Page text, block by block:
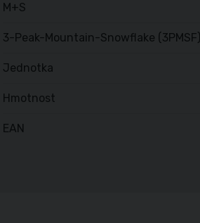
M+S
3-Peak-Mountain-Snowflake (3PMSF)
Jednotka
Hmotnost
EAN